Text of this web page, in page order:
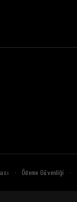
· Ödeme Güvenliği ·